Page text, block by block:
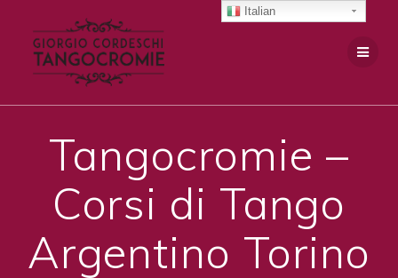
Tangocromie –
Corsi di Tango
Argentino Torino
Italian